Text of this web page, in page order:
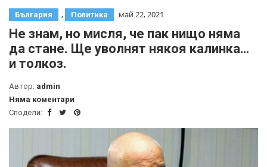
България , Политика май 22, 2021
Не знам, но мисля, че пак нищо няма
да стане. Ще уволнят някоя калинка…
и толкоз.
Автор: admin
Няма коментари
Сподели: